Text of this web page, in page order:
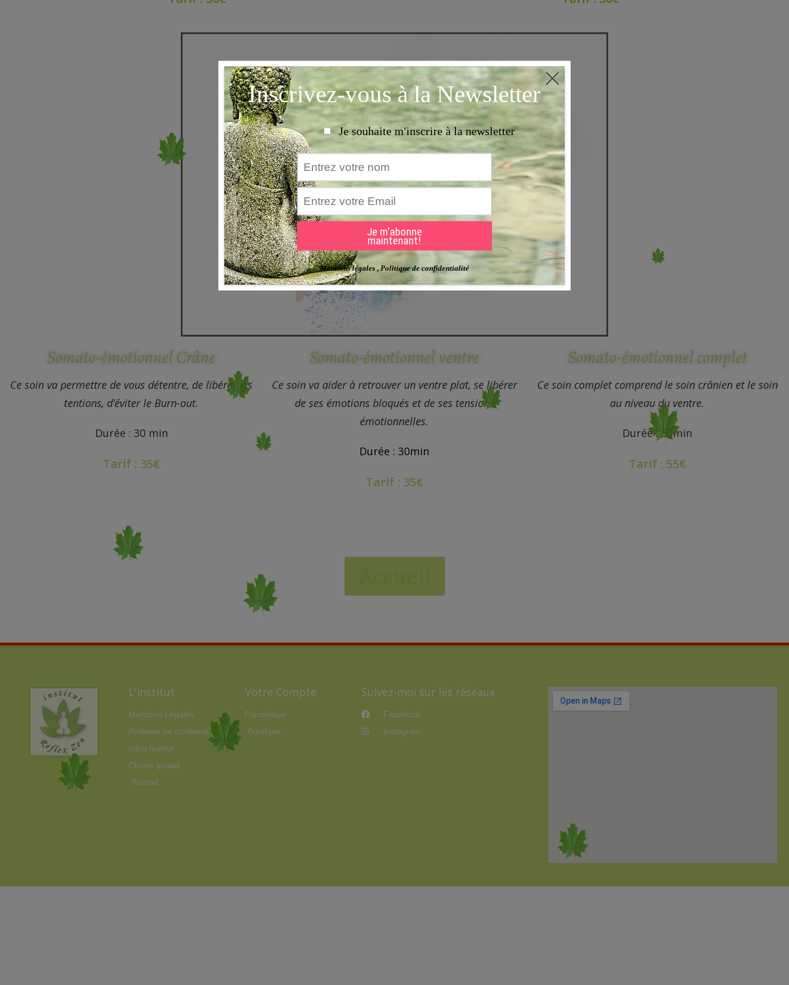
Somato-émotionnel Crâne
Ce soin va permettre de vous détentre, de libérer les
tentions, d’éviter le Burn-out.
Durée : 30 min
Tarif : 35€
Somato-émotionnel ventre
Ce soin va aider à retrouver un ventre plat, se libérer
de ses émotions bloqués et de ses tensions
émotionnelles.
Durée : 30min
Tarif : 35€
Somato-émotionnel complet
Ce soin complet comprend le soin crânien et le soin
au niveau du ventre.
Durée : 50min
Tarif : 55€
L'institut
Mentions Légales
Politique de confidentialité
Infos Institut
Charte qualité
Portrait
Votre Compte
Parrainage
BoutIque
Suivez-moi sur les réseaux
Facebook
Instagram